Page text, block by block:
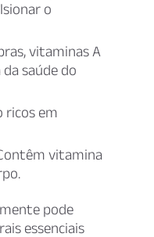
o
vitaminas A
saúde do
ricos em
vitamina
pode
essenciais